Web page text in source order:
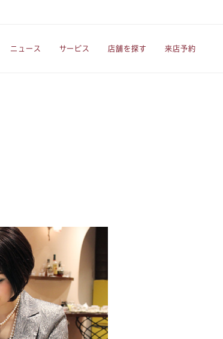
ニュース サービス 店舗を探す 来店予約